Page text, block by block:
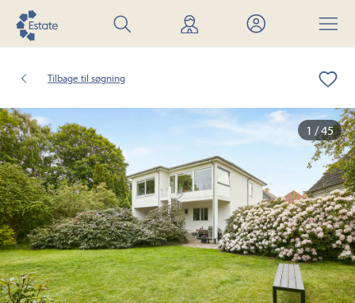
Søg
bolig
Find
mægler
Mit
Estate
Menu
Tilbage til søgning
1 / 45